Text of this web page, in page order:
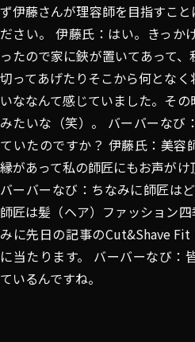
ず伊藤さんが理容師を目指すこ
ださい。 伊藤氏：はい。きっか
ったので家に鋏が置いてあって
切ってあげたりそこから何とな
いななんて感じていました。そ
みたいな（笑）。 バーバーなび
ていたのですか？ 伊藤氏：美容
縁があって私の師匠にもお声がけ
バーバーなび：ちなみに師匠は
師匠は髪（ヘア）ファッション
みに先日の記事のCut&Shave
に当たります。 バーバーなび：
ているんですね。